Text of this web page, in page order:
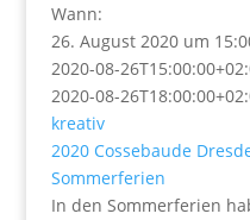
Wann:
26. August 2020 um
2020-08-
2020-08-
kreativ
2020 Cossebaude
Sommerferien
In den Sommerferien